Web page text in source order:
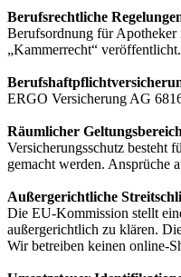
Berufsrechtliche
Berufsordnung für Apotheker
„Kammerrecht“ veröffentlicht.
ERGO Versicherung AG
Räumlicher
Versicherungsschutz besteht
gemacht werden. Ansprüche
Außergerichtliche
Die EU-Kommission stellt
außergerichtlich zu klären.
Wir betreiben keinen online-